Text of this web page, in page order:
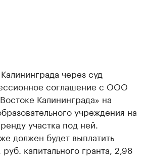
через суд
соглашение с ООО
Калининграда» на
учреждения на
участка под ней.
должен будет выплатить
капитального гранта, 2,98